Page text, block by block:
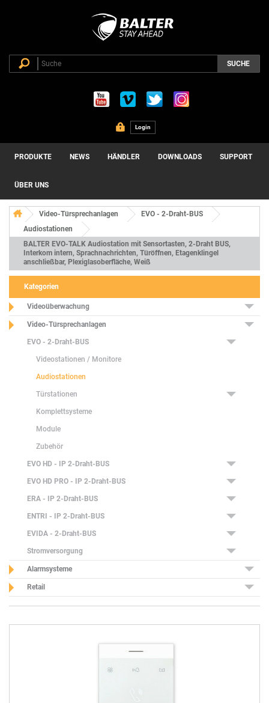
SUCHE
Login
PRODUKTE NEWS HÄNDLER DOWNLOADS SUPPORT
ÜBER UNS
Video-Türsprechanlagen
EVO - 2-Draht-BUS
Audiostationen
BALTER EVO-TALK Audiostation mit Sensortasten, 2-Draht BUS,
Interkom intern, Sprachnachrichten, Türöffnen, Etagenklingel
anschließbar, Plexiglasoberfläche, Weiß
Kategorien
Videoüberwachung
Video-Türsprechanlagen
EVO - 2-Draht-BUS
Videostationen / Monitore
Audiostationen
Türstationen
Komplettsysteme
Module
Zubehör
EVO HD - IP 2-Draht-BUS
EVO HD PRO - IP 2-Draht-BUS
ERA - IP 2-Draht-BUS
ENTRI - IP 2-Draht-BUS
EVIDA - 2-Draht-BUS
Stromversorgung
Alarmsysteme
Retail